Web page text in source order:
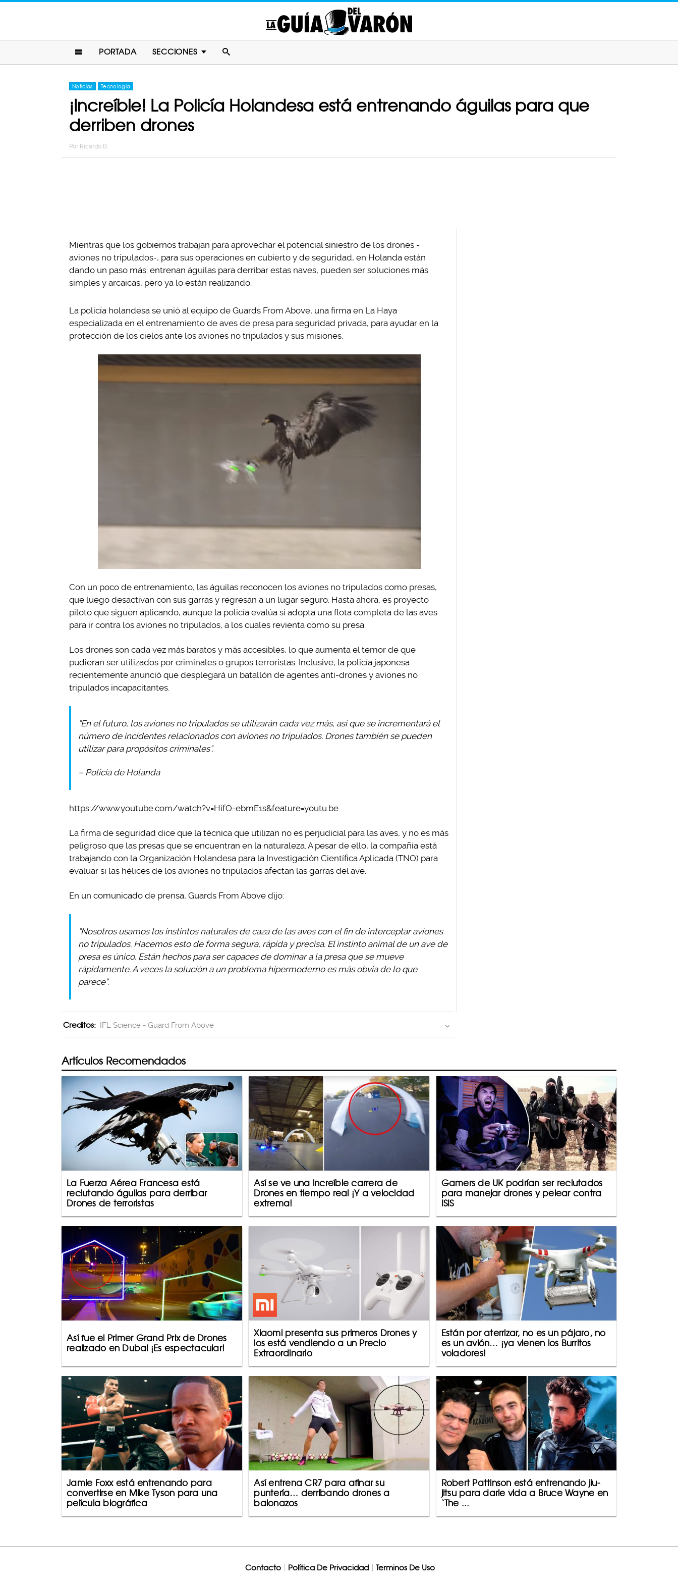
PORTADA SECCIONES
Noticias Tecnología
¡Increíble! La Policía Holandesa está entrenando águilas para que
derriben drones
Por Ricardo B
Mientras que los gobiernos trabajan para aprovechar el potencial siniestro de los drones -
aviones no tripulados-, para sus operaciones en cubierto y de seguridad, en Holanda están
dando un paso más: entrenan águilas para derribar estas naves, pueden ser soluciones más
simples y arcaicas, pero ya lo están realizando.
La policía holandesa se unió al equipo de Guards From Above, una firma en La Haya
especializada en el entrenamiento de aves de presa para seguridad privada, para ayudar en la
protección de los cielos ante los aviones no tripulados y sus misiones.
Con un poco de entrenamiento, las águilas reconocen los aviones no tripulados como presas,
que luego desactivan con sus garras y regresan a un lugar seguro. Hasta ahora, es proyecto
piloto que siguen aplicando, aunque la policía evalúa si adopta una flota completa de las aves
para ir contra los aviones no tripulados, a los cuales revienta como su presa.
Los drones son cada vez más baratos y más accesibles, lo que aumenta el temor de que
pudieran ser utilizados por criminales o grupos terroristas. Inclusive, la policía japonesa
recientemente anunció que desplegará un batallón de agentes anti-drones y aviones no
tripulados incapacitantes.
“En el futuro, los aviones no tripulados se utilizarán cada vez más, así que se incrementará el
número de incidentes relacionados con aviones no tripulados. Drones también se pueden
utilizar para propósitos criminales”.
– Policía de Holanda
https://www.youtube.com/watch?v=HifO-ebmE1s&feature=youtu.be
La firma de seguridad dice que la técnica que utilizan no es perjudicial para las aves, y no es más
peligroso que las presas que se encuentran en la naturaleza. A pesar de ello, la compañía está
trabajando con la Organización Holandesa para la Investigación Científica Aplicada (TNO) para
evaluar si las hélices de los aviones no tripulados afectan las garras del ave.
En un comunicado de prensa, Guards From Above dijo:
“Nosotros usamos los instintos naturales de caza de las aves con el fin de interceptar aviones
no tripulados. Hacemos esto de forma segura, rápida y precisa. El instinto animal de un ave de
presa es único. Están hechos para ser capaces de dominar a la presa que se mueve
rápidamente. A veces la solución a un problema hipermoderno es más obvia de lo que
parece”.
Creditos: IFL Science - Guard From Above
Artículos Recomendados
La Fuerza Aérea Francesa está
reclutando águilas para derribar
Drones de terroristas
Así se ve una increíble carrera de
Drones en tiempo real ¡Y a velocidad
extrema!
Gamers de UK podrían ser reclutados
para manejar drones y pelear contra
ISIS
Así fue el Primer Grand Prix de Drones
realizado en Dubai ¡Es espectacular!
Xiaomi presenta sus primeros Drones y
los está vendiendo a un Precio
Extraordinario
Están por aterrizar, no es un pájaro, no
es un avión… ¡ya vienen los Burritos
voladores!
Jamie Foxx está entrenando para
convertirse en Mike Tyson para una
película biográfica
Así entrena CR7 para afinar su
puntería… derribando drones a
balonazos
Robert Pattinson está entrenando jiu-
jitsu para darle vida a Bruce Wayne en
‘The ...
Contacto Política De Privacidad Terminos De Uso